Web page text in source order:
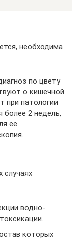
необходима
по цвету
о кишечной
при патологии
более 2 недель,
ее
случаях
водно-
которых